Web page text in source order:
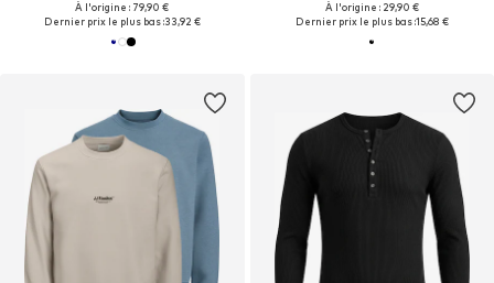
À l'origine : 79,90 €
Dernier prix le plus bas :33,92 €
À l'origine : 29,90 €
Dernier prix le plus bas :15,68 €